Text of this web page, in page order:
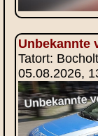
Unbekannte
Tatort:
05.08.2026,